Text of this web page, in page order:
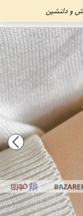
و دلنشین